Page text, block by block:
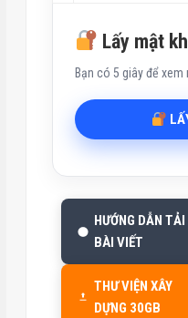
Lấy mật
Bạn có 5 giây để
HƯỚNG DẪN TẢI
BÀI VIẾT
THƯ VIỆN XÂY
DỰNG 30GB